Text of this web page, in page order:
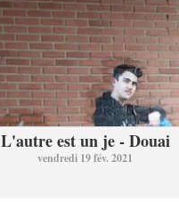
L'autre est un je - Douai
vendredi 19 fév. 2021